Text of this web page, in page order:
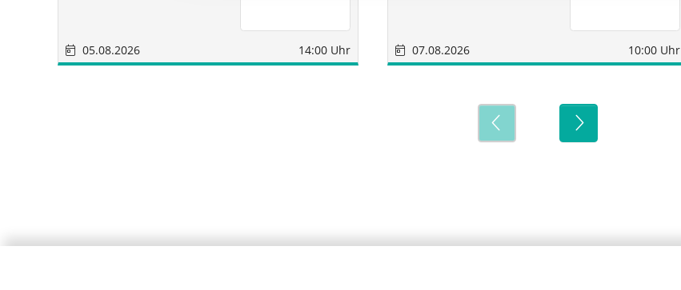
05.08.2026 14:00 Uhr 07.08.2026 10:00 Uhr